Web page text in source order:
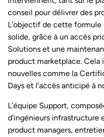
conseil pour délivrer des
L’objectif de cette formule
solide, grâce à un accès
Solutions et une
product marketplace.
nouvelles comme la
Days et l’accès anticipé à
L’équipe Support,
d’ingénieurs infrastructure
product managers,